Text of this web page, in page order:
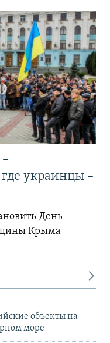
украинцы –
День
Крыма
объекты на
море